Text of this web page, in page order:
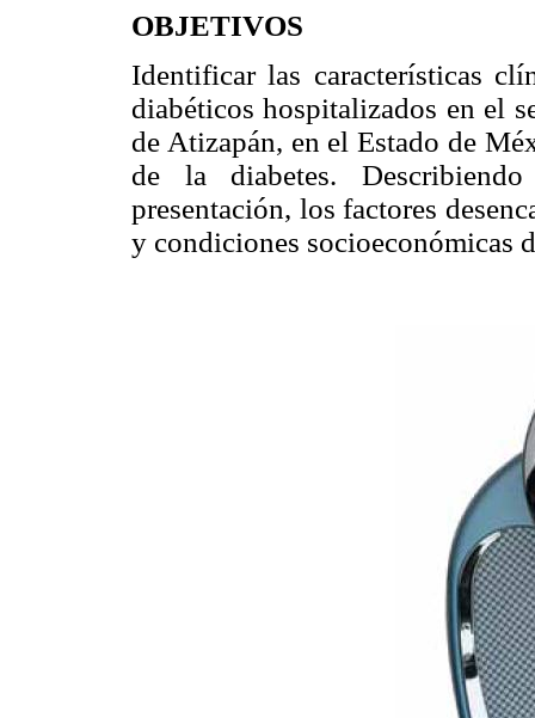
OBJETIVOS
Identificar las características
diabéticos hospitalizados en el
de Atizapán, en el Estado de
de la diabetes.
presentación, los factores
y condiciones socioeconómicas